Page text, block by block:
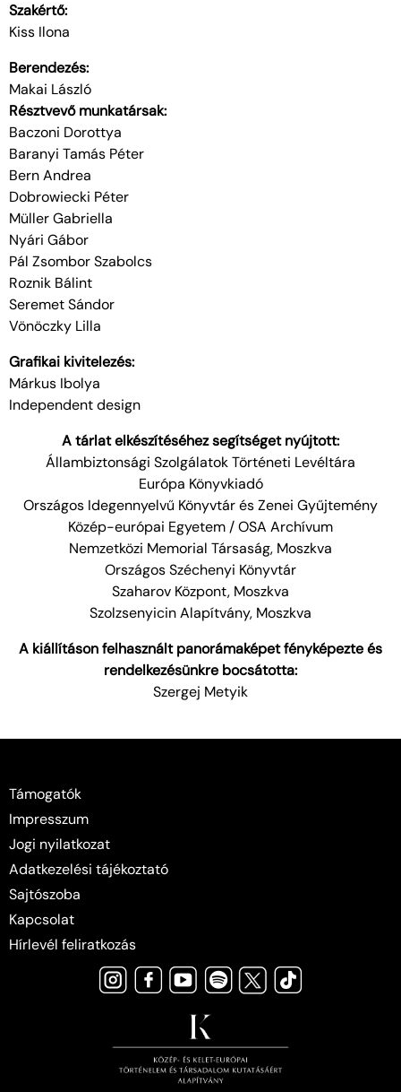
Szakértő:
Kiss Ilona
Berendezés:
Makai László
Résztvevő munkatársak:
Baczoni Dorottya
Baranyi Tamás Péter
Bern Andrea
Dobrowiecki Péter
Müller Gabriella
Nyári Gábor
Pál Zsombor Szabolcs
Roznik Bálint
Seremet Sándor
Vönöczky Lilla
Grafikai kivitelezés:
Márkus Ibolya
Independent design
A tárlat elkészítéséhez segítséget nyújtott:
Állambiztonsági Szolgálatok Történeti Levéltára
Európa Könyvkiadó
Országos Idegennyelvű Könyvtár és Zenei Gyűjtemény
Közép-európai Egyetem / OSA Archívum
Nemzetközi Memorial Társaság, Moszkva
Országos Széchenyi Könyvtár
Szaharov Központ, Moszkva
Szolzsenyicin Alapítvány, Moszkva
A kiállításon felhasznált panorámaképet fényképezte és
rendelkezésünkre bocsátotta:
Szergej Metyik
Támogatók
Impresszum
Jogi nyilatkozat
Adatkezelési tájékoztató
Sajtószoba
Kapcsolat
Hírlevél feliratkozás